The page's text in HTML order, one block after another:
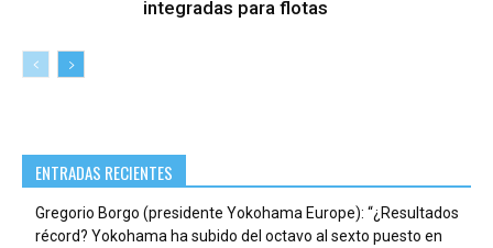
integradas para flotas
ENTRADAS RECIENTES
Gregorio Borgo (presidente Yokohama Europe): “¿Resultados
récord? Yokohama ha subido del octavo al sexto puesto en